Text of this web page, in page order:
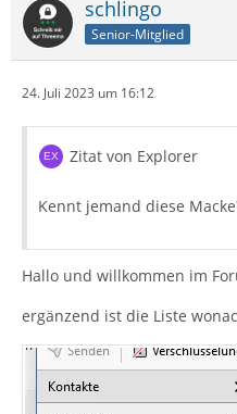
schlingo
Senior-Mitglied
24. Juli 2023 um 16:12
Zitat von Explorer
Kennt jemand diese
Hallo und willkommen im
ergänzend ist die Liste